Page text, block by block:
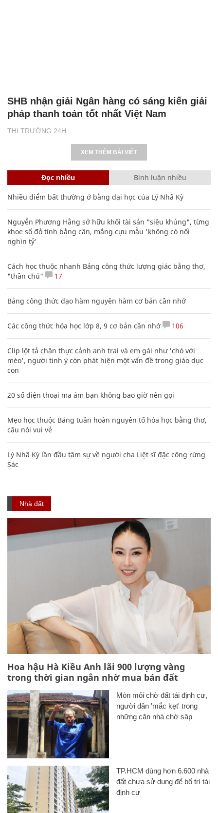
THỊ TRƯỜNG 24H
SHB nhận giải Ngân hàng có sáng kiến giải
pháp thanh toán tốt nhất Việt Nam
XEM THÊM BÀI VIẾT
Đọc nhiều Bình luận nhiều
Nhiều điểm bất thường ở bằng đại học của Lý Nhã Kỳ
Nguyễn Phương Hằng sở hữu khối tài sản "siêu khủng", từng
khoe sổ đỏ tính bằng cân, mắng cựu mẫu 'không có nổi
nghìn tỷ'
Cách học thuộc nhanh Bảng công thức lượng giác bằng thơ,
"thần chú"
17
Bảng công thức đạo hàm nguyên hàm cơ bản cần nhớ
Các công thức hóa học lớp 8, 9 cơ bản cần nhớ 106
Clip lột tả chân thực cảnh anh trai và em gái như 'chó với
mèo', người tinh ý còn phát hiện một vấn đề trong giáo dục
con
20 số điện thoại ma ám bạn không bao giờ nên gọi
Mẹo học thuộc Bảng tuần hoàn nguyên tố hóa học bằng thơ,
câu nói vui vẻ
Lý Nhã Kỳ lần đầu tâm sự về người cha Liệt sĩ đặc công rừng
Sác
Nhà đất
Hoa hậu Hà Kiều Anh lãi 900 lượng vàng
trong thời gian ngắn nhờ mua bán đất
Mòn mỏi chờ đất tái định cư,
người dân 'mắc kẹt' trong
những căn nhà chờ sập
TP.HCM dùng hơn 6.600 nhà
đất chưa sử dụng để bố trí tái
định cư